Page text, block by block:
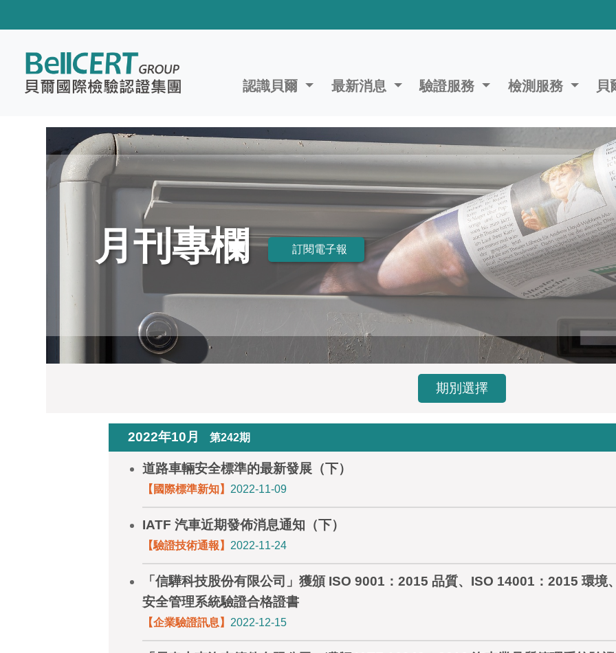
認識貝爾 最新消息 驗證服務 檢測服務 貝
月刊專欄 訂閱電子報
期別選擇
2022年10月 第242期
道路車輛安全標準的最新發展（下）
【國際標準新知】 2022-11-09
IATF 汽車近期發佈消息通知（下）
【驗證技術通報】 2022-11-24
「信驊科技股份有限公司」獲頒 ISO 9001：2015 品質、ISO 14001：2015 環境
安全管理系統驗證合格證書
【企業驗證訊息】 2022-12-15